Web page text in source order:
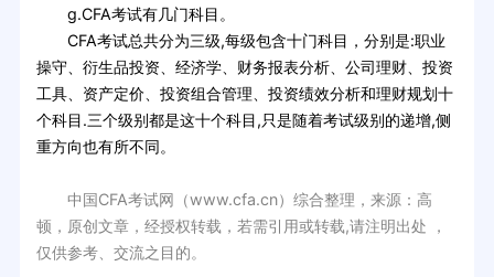
g.CFA考试有几门科目。
CFA考试总共分为三级,每级包含十门科目，分别是:职业
操守、衍生品投资、经济学、财务报表分析、公司理财、投资
工具、资产定价、投资组合管理、投资绩效分析和理财规划十
个科目.三个级别都是这十个科目,只是随着考试级别的递增,侧
重方向也有所不同。
中国CFA考试网（www.cfa.cn）综合整理，来源：高
顿，原创文章，经授权转载，若需引用或转载,请注明出处 ，
仅供参考、交流之目的。